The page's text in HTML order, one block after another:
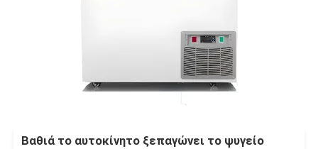
Βαθιά το αυτοκίνητο ξεπαγώνει το ψυγείο